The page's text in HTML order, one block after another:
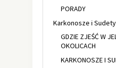
PORADY
Karkonosze i
GDZIE ZJEŚĆ W
OKOLICACH
KARKONOSZE I